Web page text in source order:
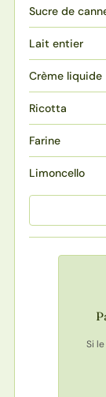
Sucre de
Lait entier
Crème liquide
Ricotta
Farine
Limoncello
Si